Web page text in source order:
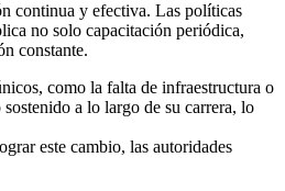
continua y efectiva. Las políticas
no solo capacitación periódica,
constante.
como la falta de infraestructura o
a lo largo de su carrera, lo
este cambio, las autoridades